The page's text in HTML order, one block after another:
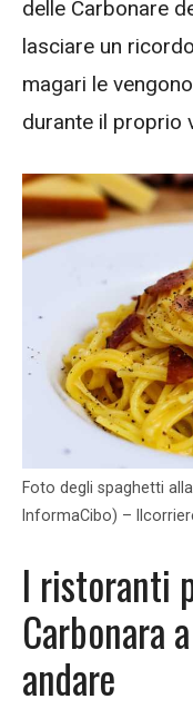
delle Carbonare
lasciare un
magari le
durante il proprio
Foto degli spaghetti
InformaCibo) –
I ristoranti
Carbonara
andare